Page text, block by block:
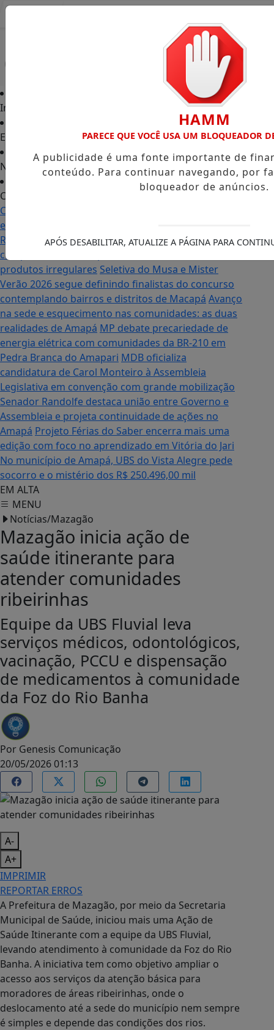
Início
Edições
Notícias
Contato
Carol Monteiro: trajetória política ganha destaque
em Porto Grande com atuação voltada ao município
Receita Federal anuncia mudanças no programa de
compras no exterior para evitar entrada de
produtos irregulares Seletiva do Musa e Mister
Verão 2026 segue definindo finalistas do concurso
contemplando bairros e distritos de Macapá Avanço
na sede e esquecimento nas comunidades: as duas
realidades de Amapá MP debate precariedade de
energia elétrica com comunidades da BR-210 em
Pedra Branca do Amapari MDB oficializa
candidatura de Carol Monteiro à Assembleia
Legislativa em convenção com grande mobilização
Senador Randolfe destaca união entre Governo e
Assembleia e projeta continuidade de ações no
Amapá Projeto Férias do Saber encerra mais uma
edição com foco no aprendizado em Vitória do Jari
No município de Amapá, UBS do Vista Alegre pede
socorro e o mistério dos R$ 250.496,00 mil
EM ALTA
MENU
Notícias/Mazagão
Mazagão inicia ação de
saúde itinerante para
atender comunidades
ribeirinhas
Equipe da UBS Fluvial leva
serviços médicos, odontológicos,
vacinação, PCCU e dispensação
de medicamentos à comunidade
da Foz do Rio Banha
Por Genesis Comunicação
20/05/2026 01:13
A-
A+
IMPRIMIR
REPORTAR ERROS
A Prefeitura de Mazagão, por meio da Secretaria
Municipal de Saúde, iniciou mais uma Ação de
Saúde Itinerante com a equipe da UBS Fluvial,
levando atendimento à comunidade da Foz do Rio
Banha. A iniciativa tem como objetivo ampliar o
acesso aos serviços da atenção básica para
moradores de áreas ribeirinhas, onde o
deslocamento até a sede do município nem sempre
é simples e depende das condições dos rios.
HAMM
PARECE QUE VOCÊ USA UM BLOQUEADOR
A publicidade é uma fonte importante de
conteúdo. Para continuar navegando, por
bloqueador de anúncios.
APÓS DESABILITAR, ATUALIZE A PÁGINA PARA